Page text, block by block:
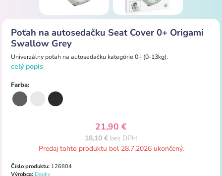
Poťah na autosedačku Seat Cover 0+ Origami
Swallow Grey
Univerzálny poťah na autosedačku kategórie 0+ (0-13kg).
celý popis
Farba:
21,90 €
18,10 € bez DPH
Predaj tohto produktu bol 28.7.2026 ukončený.
Číslo produktu:126804
Výrobca: Dooky